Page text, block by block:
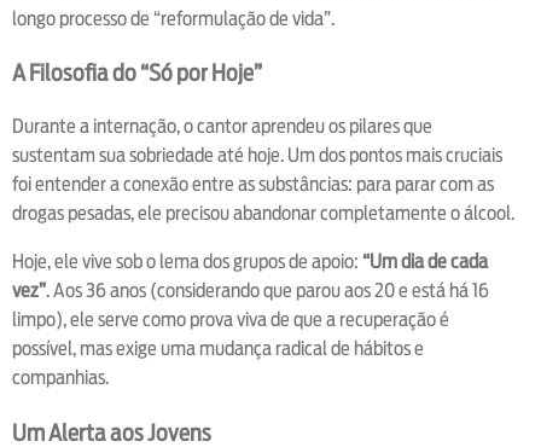
longo processo de “reformulação de vida”.
A Filosofia do “Só por Hoje”
Durante a internação, o cantor aprendeu os pilares que
sustentam sua sobriedade até hoje. Um dos pontos mais cruciais
foi entender a conexão entre as substâncias: para parar com as
drogas pesadas, ele precisou abandonar completamente o álcool.
Hoje, ele vive sob o lema dos grupos de apoio: “Um dia de cada
vez”. Aos 36 anos (considerando que parou aos 20 e está há 16
limpo), ele serve como prova viva de que a recuperação é
possível, mas exige uma mudança radical de hábitos e
companhias.
Um Alerta aos Jovens